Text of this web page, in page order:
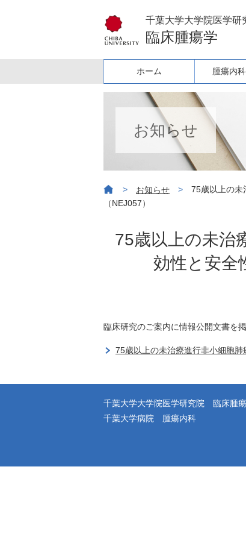
千葉大学大学院医学研
臨床腫瘍学
ホーム 腫瘍内
お知らせ
> お知らせ >
75歳以上の未
（NEJ057）
75歳以上の未治
効性と安全
臨床研究のご案内に情報公開文書を掲
75歳以上の未治療進行非小細胞
千葉大学大学院医学研究院 臨床腫
千葉大学病院 腫瘍内科